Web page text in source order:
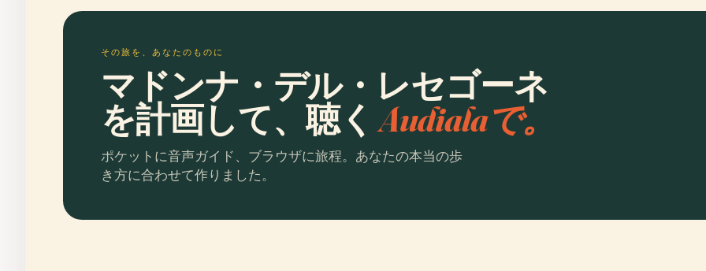
その旅を、あなたのものに
マドンナ・デル・レセゴーネ
を計画して、聴くAudialaで。
ポケットに音声ガイド、ブラウザに旅程。あなたの本当の歩
き方に合わせて作りました。